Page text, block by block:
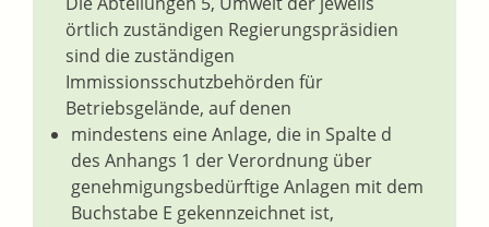
örtlich zuständigen Regierungspräsidien
sind die zuständigen
Immissionsschutzbehörden für
Betriebsgelände, auf denen
mindestens eine Anlage, die in Spalte d
des Anhangs 1 der Verordnung über
genehmigungsbedürftige Anlagen mit dem
Buchstabe E gekennzeichnet ist,